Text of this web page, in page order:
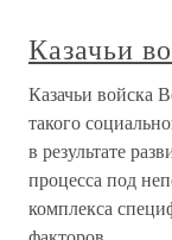
Казачьи
Казачьи войска
такого
в результате
процесса под
комплекса